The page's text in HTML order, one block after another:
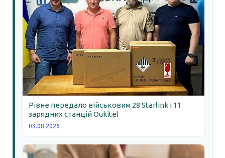
Рівне передало військовим 28 Starlink і 11
зарядних станцій Oukitel
03.08.2026